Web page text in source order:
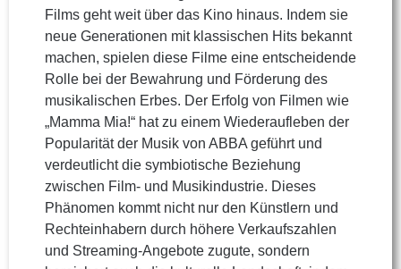
Films geht weit über das Kino hinaus. Indem sie
neue Generationen mit klassischen Hits bekannt
machen, spielen diese Filme eine entscheidende
Rolle bei der Bewahrung und Förderung des
musikalischen Erbes. Der Erfolg von Filmen wie
„Mamma Mia!“ hat zu einem Wiederaufleben der
Popularität der Musik von ABBA geführt und
verdeutlicht die symbiotische Beziehung
zwischen Film- und Musikindustrie. Dieses
Phänomen kommt nicht nur den Künstlern und
Rechteinhabern durch höhere Verkaufszahlen
und Streaming-Angebote zugute, sondern